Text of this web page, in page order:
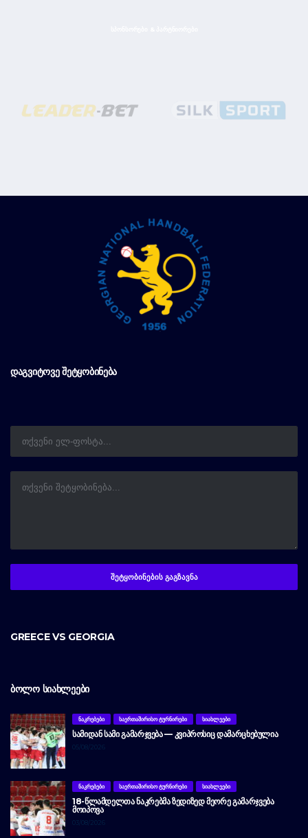
ᲓᲐᲒᲕᲘᲢᲝᲕᲔ ᲨᲔᲢᲧᲝᲑᲘᲜᲔᲑᲐ
GREECE VS GEORGIA
ᲑᲝᲚᲝ ᲡᲘᲐᲮᲚᲔᲔᲑᲘ
ᲜᲐᲙᲠᲔᲑᲔᲑᲘ ᲡᲐᲔᲠᲗᲐᲨᲘᲠᲘᲡᲝ ᲢᲣᲠᲜᲘᲠᲔᲑᲘ ᲡᲘᲐᲮᲚᲔᲔᲑᲘ
ᲡᲐᲛᲘᲓᲐᲜ ᲡᲐᲛᲘ ᲒᲐᲛᲐᲠᲯᲕᲔᲑᲐ — ᲙᲕᲘᲞᲠᲝᲡᲘᲪ ᲓᲐᲛᲐᲠᲪᲮᲔᲑᲣᲚᲘᲐ
05/08/2026
ᲜᲐᲙᲠᲔᲑᲔᲑᲘ ᲡᲐᲔᲠᲗᲐᲨᲘᲠᲘᲡᲝ ᲢᲣᲠᲜᲘᲠᲔᲑᲘ ᲡᲘᲐᲮᲚᲔᲔᲑᲘ
18-ᲬᲚᲐᲛᲓᲔᲚᲗᲐ ᲜᲐᲙᲠᲔᲑᲛᲐ ᲖᲔᲓᲘᲖᲔᲓ ᲛᲔᲝᲠᲔ ᲒᲐᲛᲐᲠᲯᲕᲔᲑᲐ
ᲛᲝᲘᲞᲝᲕᲐ
03/08/2026